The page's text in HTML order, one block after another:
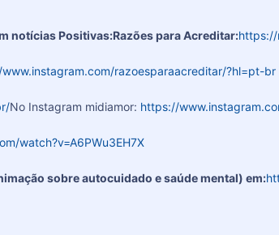
notícias Positivas:Razões para Acreditar:https://
razoesparaacreditar/?hl=pt-br
No Instagram midiamor: https://
watch?v=A6PWu3EH7X
sobre autocuidado e saúde mental) em: